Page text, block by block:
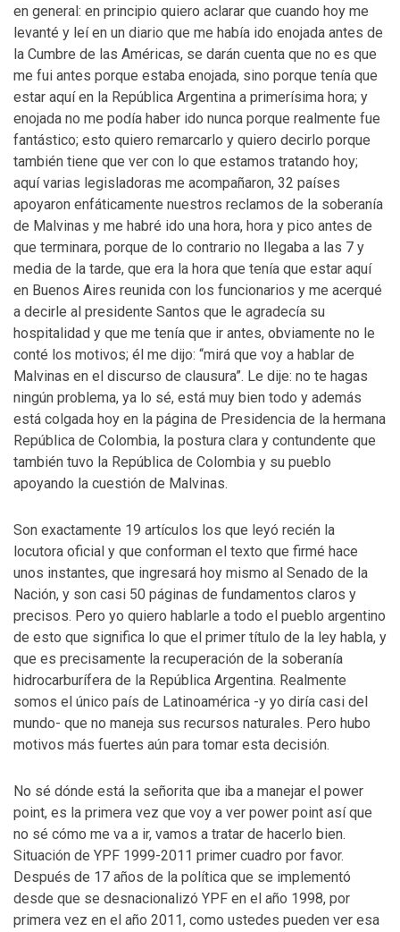
en general: en principio quiero aclarar que cuando hoy me
levanté y leí en un diario que me había ido enojada antes de
la Cumbre de las Américas, se darán cuenta que no es que
me fui antes porque estaba enojada, sino porque tenía que
estar aquí en la República Argentina a primerísima hora; y
enojada no me podía haber ido nunca porque realmente fue
fantástico; esto quiero remarcarlo y quiero decirlo porque
también tiene que ver con lo que estamos tratando hoy;
aquí varias legisladoras me acompañaron, 32 países
apoyaron enfáticamente nuestros reclamos de la soberanía
de Malvinas y me habré ido una hora, hora y pico antes de
que terminara, porque de lo contrario no llegaba a las 7 y
media de la tarde, que era la hora que tenía que estar aquí
en Buenos Aires reunida con los funcionarios y me acerqué
a decirle al presidente Santos que le agradecía su
hospitalidad y que me tenía que ir antes, obviamente no le
conté los motivos; él me dijo: “mirá que voy a hablar de
Malvinas en el discurso de clausura”. Le dije: no te hagas
ningún problema, ya lo sé, está muy bien todo y además
está colgada hoy en la página de Presidencia de la hermana
República de Colombia, la postura clara y contundente que
también tuvo la República de Colombia y su pueblo
apoyando la cuestión de Malvinas.
Son exactamente 19 artículos los que leyó recién la
locutora oficial y que conforman el texto que firmé hace
unos instantes, que ingresará hoy mismo al Senado de la
Nación, y son casi 50 páginas de fundamentos claros y
precisos. Pero yo quiero hablarle a todo el pueblo argentino
de esto que significa lo que el primer título de la ley habla, y
que es precisamente la recuperación de la soberanía
hidrocarburífera de la República Argentina. Realmente
somos el único país de Latinoamérica -y yo diría casi del
mundo- que no maneja sus recursos naturales. Pero hubo
motivos más fuertes aún para tomar esta decisión.
No sé dónde está la señorita que iba a manejar el power
point, es la primera vez que voy a ver power point así que
no sé cómo me va a ir, vamos a tratar de hacerlo bien.
Situación de YPF 1999-2011 primer cuadro por favor.
Después de 17 años de la política que se implementó
desde que se desnacionalizó YPF en el año 1998, por
primera vez en el año 2011, como ustedes pueden ver esa